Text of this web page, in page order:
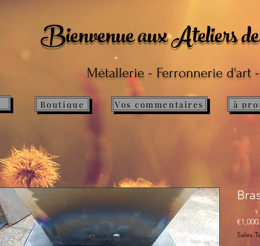
Bienvenue aux Ateliers
Métallerie - Ferronnerie d'art
Boutique Vos commentaires à
Sales